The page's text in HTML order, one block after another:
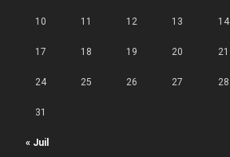
« Juil
10 11 12 13 14
17 18 19 20 21
24 25 26 27 28
31